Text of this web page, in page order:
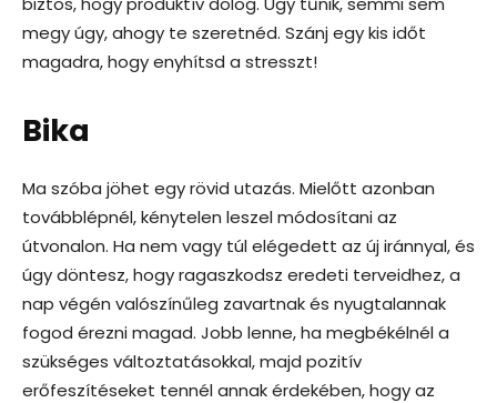
megy úgy, ahogy te szeretnéd. Szánj egy kis időt
magadra, hogy enyhítsd a stresszt!
Bika
Ma szóba jöhet egy rövid utazás. Mielőtt azonban
továbblépnél, kénytelen leszel módosítani az
útvonalon. Ha nem vagy túl elégedett az új iránnyal, és
úgy döntesz, hogy ragaszkodsz eredeti terveidhez, a
nap végén valószínűleg zavartnak és nyugtalannak
fogod érezni magad. Jobb lenne, ha megbékélnél a
szükséges változtatásokkal, majd pozitív
erőfeszítéseket tennél annak érdekében, hogy az